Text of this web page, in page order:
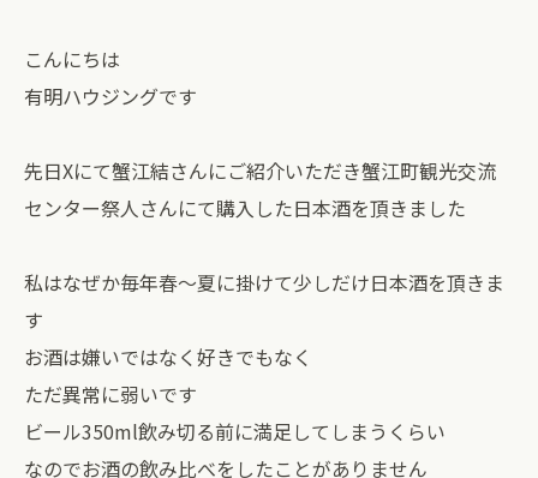
こんにちは
有明ハウジングです
先日Xにて蟹江結さんにご紹介いただき蟹江町観光交流
センター祭人さんにて購入した日本酒を頂きました
私はなぜか毎年春〜夏に掛けて少しだけ日本酒を頂きま
す
お酒は嫌いではなく好きでもなく
ただ異常に弱いです
ビール350ml飲み切る前に満足してしまうくらい
なのでお酒の飲み比べをしたことがありません